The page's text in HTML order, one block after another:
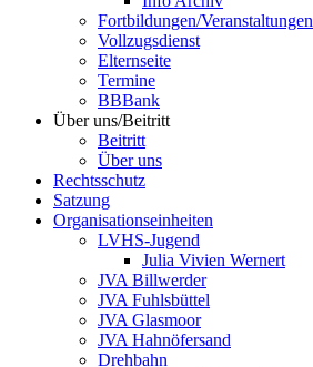
Fortbildungen/Veranstaltungen
Vollzugsdienst
Elternseite
Termine
BBBank
Über uns/Beitritt
Beitritt
Über uns
Rechtsschutz
Satzung
Organisationseinheiten
LVHS-Jugend
Julia Vivien Wernert
JVA Billwerder
JVA Fuhlsbüttel
JVA Glasmoor
JVA Hahnöfersand
Drehbahn